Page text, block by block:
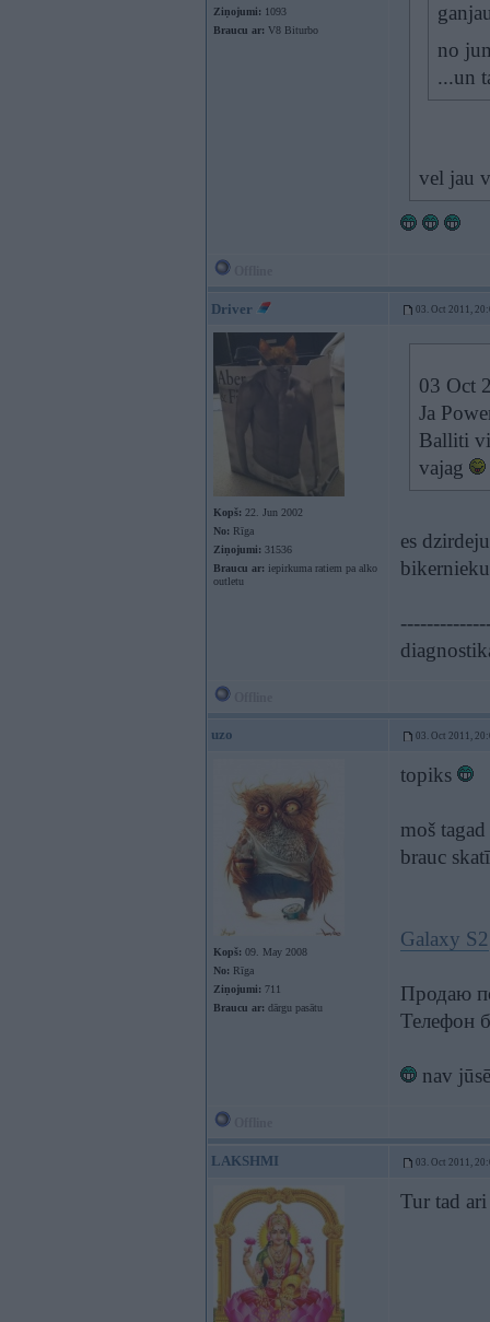
Ziņojumi: 1093
Braucu ar: V8 Biturbo
no
...un
vel jau
Driver 03. Oct 2011,
Kopš: 22. Jun 2002
No: Rīga
Ziņojumi: 31536
Braucu ar: iepirkuma ratiem pa alko
outletu
03 Oct
Ja
Balliti
vajag
es
uzo 03. Oct 2011,
Kopš: 09. May 2008
No: Rīga
Ziņojumi: 711
Braucu ar: dārgu pasātu
topiks
moš
brauc
Galaxy S2
Продаю
Телефон
nav
LAKSHMI 03. Oct 2011,
Tur tad